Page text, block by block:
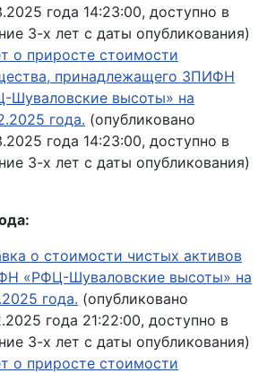
года 14:23:00, доступно в
3-х лет с даты опубликования)
о приросте стоимости
принадлежащего ЗПИФН
Шуваловские высоты» на
года. (опубликовано
года 14:23:00, доступно в
3-х лет с даты опубликования)
о стоимости чистых активов
«РФЦ-Шуваловские высоты» на
года. (опубликовано
года 21:22:00, доступно в
3-х лет с даты опубликования)
о приросте стоимости